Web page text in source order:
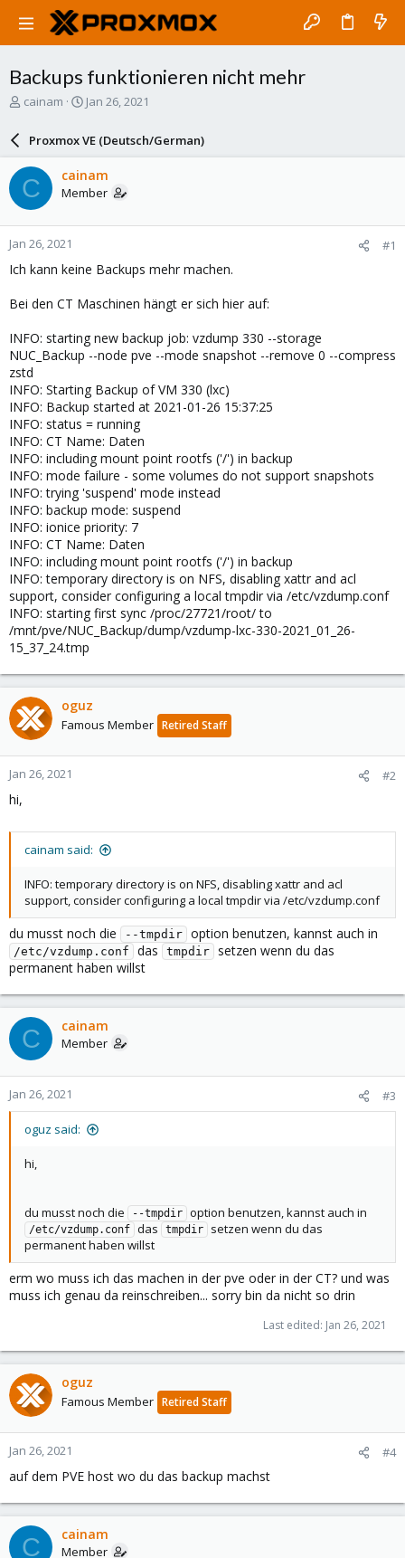
Backups funktionieren nicht mehr
T
a
d
s
t
a
r
t
e
r
cainam
S
a
r
d
a
e
Jan 26, 2021
Proxmox VE (Deutsch/German)
C cainam
Member
Jan 26, 2021 #1
Ich kann keine Backups mehr machen.
Bei den CT Maschinen hängt er sich hier auf:
INFO: starting new backup job: vzdump 330 --storage
NUC_Backup --node pve --mode snapshot --remove 0 --compress
zstd
INFO: Starting Backup of VM 330 (lxc)
INFO: Backup started at 2021-01-26 15:37:25
INFO: status = running
INFO: CT Name: Daten
INFO: including mount point rootfs ('/') in backup
INFO: mode failure - some volumes do not support snapshots
INFO: trying 'suspend' mode instead
INFO: backup mode: suspend
INFO: ionice priority: 7
INFO: CT Name: Daten
INFO: including mount point rootfs ('/') in backup
INFO: temporary directory is on NFS, disabling xattr and acl
support, consider configuring a local tmpdir via /etc/vzdump.conf
INFO: starting first sync /proc/27721/root/ to
/mnt/pve/NUC_Backup/dump/vzdump-lxc-330-2021_01_26-
15_37_24.tmp
oguz
Famous Member Retired Staff
Jan 26, 2021 #2
hi,
cainam said:
INFO: temporary directory is on NFS, disabling xattr and acl
support, consider configuring a local tmpdir via /etc/vzdump.conf
du musst noch die --tmpdir option benutzen, kannst auch in
/etc/vzdump.conf das tmpdir
setzen wenn du das
permanent haben willst
C cainam
Member
Jan 26, 2021 #3
oguz said:
hi,
du musst noch die --tmpdir option benutzen, kannst auch in
/etc/vzdump.conf das tmpdir
setzen wenn du das
permanent haben willst
erm wo muss ich das machen in der pve oder in der CT? und was
muss ich genau da reinschreiben... sorry bin da nicht so drin
Last edited: Jan 26, 2021
oguz
Famous Member Retired Staff
Jan 26, 2021 #4
auf dem PVE host wo du das backup machst
C cainam
Member